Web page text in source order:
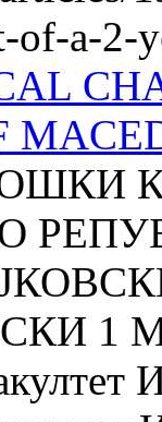
of-a-2-
1